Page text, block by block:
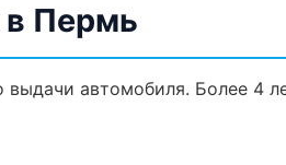
в Пермь
автомобиля. Более 4